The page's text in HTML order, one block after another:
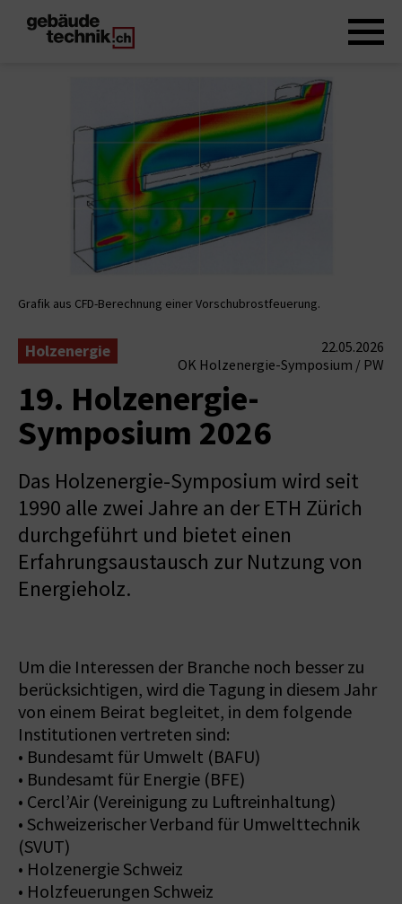
Grafik aus CFD-Berechnung einer Vorschubrostfeuerung.
Holzenergie
22.05.2026
OK Holzenergie-Symposium / PW
19. Holzenergie-
Symposium 2026
Das Holzenergie-Symposium wird seit
1990 alle zwei Jahre an der ETH Zürich
durchgeführt und bietet einen
Erfahrungsaustausch zur Nutzung von
Energieholz.
Um die Interessen der Branche noch besser zu
berücksichtigen, wird die Tagung in diesem Jahr
von einem Beirat begleitet, in dem folgende
Institutionen vertreten sind:
• Bundesamt für Umwelt (BAFU)
• Bundesamt für Energie (BFE)
• Cercl’Air (Vereinigung zu Luftreinhaltung)
• Schweizerischer Verband für Umwelttechnik
(SVUT)
• Holzenergie Schweiz
• Holzfeuerungen Schweiz